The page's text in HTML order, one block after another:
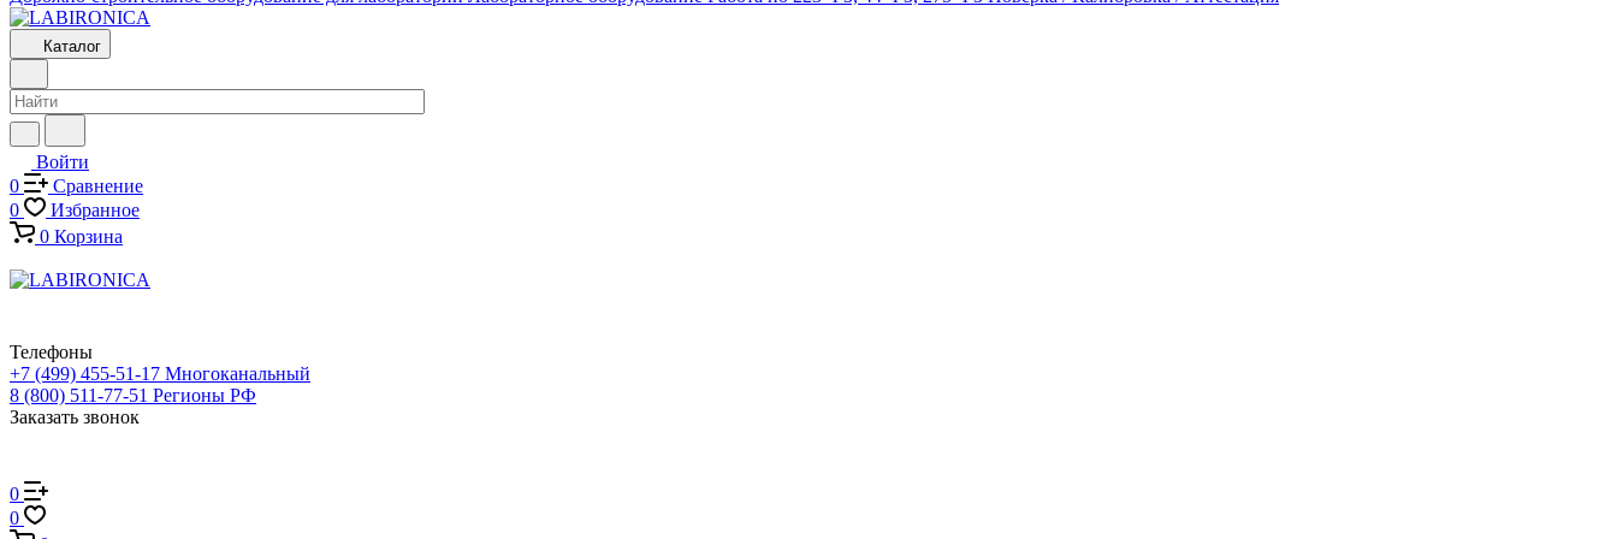
Каталог
Войти
0
Сравнение
0
Избранное
0 Корзина
Телефоны
+7 (499) 455-51-17 Многоканальный
8 (800) 511-77-51 Регионы РФ
Заказать звонок
0
0